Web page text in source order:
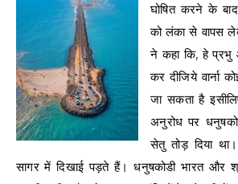
घोषित करने के बाद
को लंका से वापस
ने कहा कि, हे
कर दीजिये वार्ना
जा सकता है
अनुरोध पर
सेतु तोड़ दिया
सागर में दिखाई पड़ते हैं। धनुषकोडी भारत और